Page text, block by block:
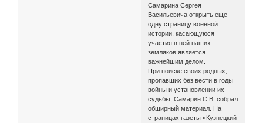
Самарина Сергея
Васильевича открыть еще
одну страницу военной
истории, касающуюся
участия в ней наших
земляков является
важнейшим делом.
При поиске своих родных,
пропавших без вести в годы
войны и установлении их
судьбы, Самарин С.В. собрал
обширный материал. На
страницах газеты «Кузнецкий